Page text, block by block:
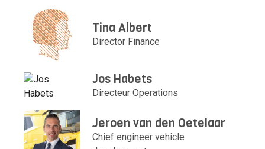
Tina Albert
Director Finance
Jos Habets
Directeur Operations
Jeroen van den Oetelaar
Chief engineer vehicle